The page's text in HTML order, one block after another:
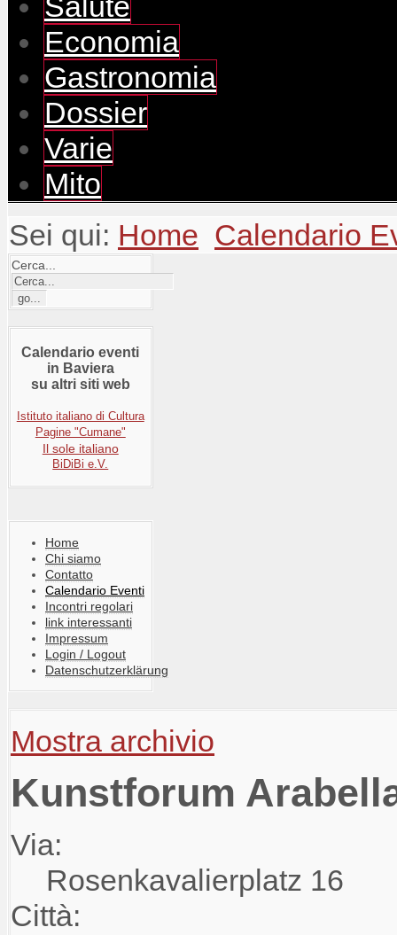
Economia
Gastronomia
Dossier
Varie
Mito
Sei qui: Home Calendario
Cerca...
Calendario eventi
in Baviera
su altri siti web
Istituto italiano di Cultura
Pagine "Cumane"
Il sole italiano
BiDiBi e.V.
Home
Chi siamo
Contatto
Calendario Eventi
Incontri regolari
link interessanti
Impressum
Login / Logout
Datenschutzerklärung
Mostra archivio
Kunstforum
Via:
Rosenkavalierplatz 16
Città: